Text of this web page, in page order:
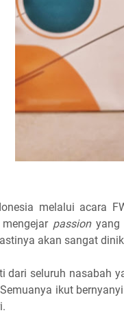
melalui acara
passionyang
akan sangat
dari seluruh nasabah
ikut